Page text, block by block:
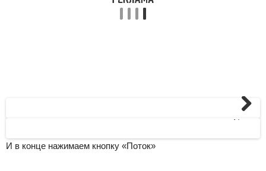
Next
И в конце нажимаем кнопку «Поток»